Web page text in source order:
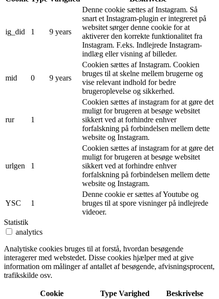
ig_did 1 9 years
Denne cookie sættes af Instagram. Så
snart et Instagram-plugin er integreret på
websitet sørger denne cookie for at
aktiverer den korrekte funktionalitet fra
Instagram. F.eks. Indlejrede Instagram-
indlæg eller visning af billeder.
mid 0 9 years
Cookien sættes af Instagram. Cookien
bruges til at skelne mellem brugerne og
vise relevant indhold for bedre
brugeroplevelse og sikkerhed.
rur 1
Cookien sættes af instagram for at gøre det
muligt for brugeren at besøge websitet
sikkert ved at forhindre enhver
forfalskning på forbindelsen mellem dette
website og Instagram.
urlgen 1
Cookien sættes af instagram for at gøre det
muligt for brugeren at besøge websitet
sikkert ved at forhindre enhver
forfalskning på forbindelsen mellem dette
website og Instagram.
YSC 1
Denne cookie er sættes af Youtube og
bruges til at spore visninger på indlejrede
videoer.
Statistik
analytics
Analytiske cookies bruges til at forstå, hvordan besøgende
interagerer med webstedet. Disse cookies hjælper med at give
information om målinger af antallet af besøgende, afvisningsprocent,
trafikskilde osv.
Cookie Type Varighed Beskrivelse